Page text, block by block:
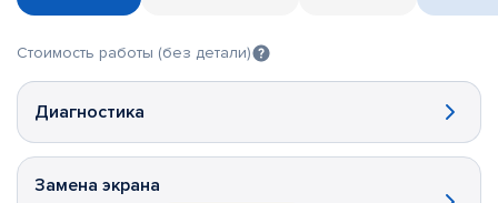
Стоимость работы (без детали)
Диагностика
Замена экрана